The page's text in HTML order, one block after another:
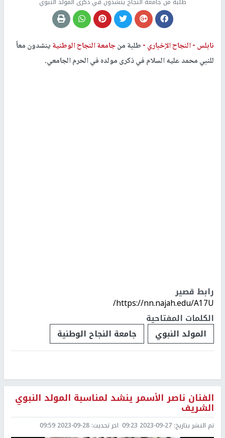
نابلس -النجاح الإخباري -طلبة منجامعة النجاح الوطنيةينشدون معاً
للنبي محمد عليه السلام في ذكرى مولده في الحرم الجامعي.
رابط قصير
https://nn.najah.edu/A17U/
الكلمات المفتاحية
المولد النبوي
جامعة النجاح الوطنية
الفنان ناصر الأسمر ينشد لمناسبة المولد النبوي
الشريف
تم النشر بتاريخ: 2023-09-27 09:23 اخر تحديث: 2023-09-28 09:59